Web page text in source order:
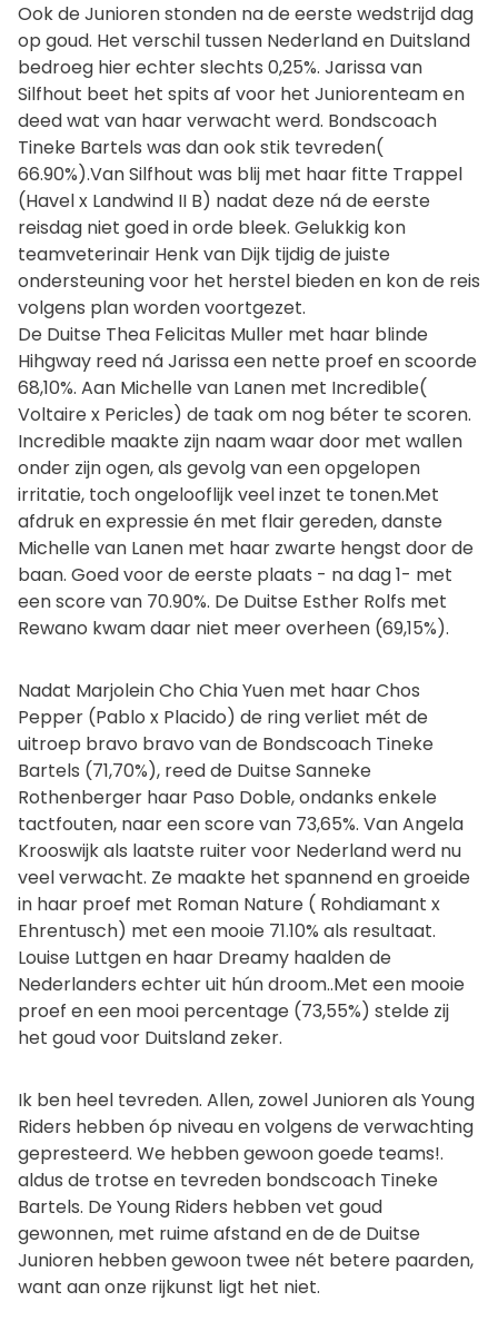
Ook de Junioren stonden na de eerste wedstrijd dag
op goud. Het verschil tussen Nederland en Duitsland
bedroeg hier echter slechts 0,25%. Jarissa van
Silfhout beet het spits af voor het Juniorenteam en
deed wat van haar verwacht werd. Bondscoach
Tineke Bartels was dan ook stik tevreden(
66.90%).Van Silfhout was blij met haar fitte Trappel
(Havel x Landwind II B) nadat deze ná de eerste
reisdag niet goed in orde bleek. Gelukkig kon
teamveterinair Henk van Dijk tijdig de juiste
ondersteuning voor het herstel bieden en kon de reis
volgens plan worden voortgezet.
De Duitse Thea Felicitas Muller met haar blinde
Hihgway reed ná Jarissa een nette proef en scoorde
68,10%. Aan Michelle van Lanen met Incredible(
Voltaire x Pericles) de taak om nog béter te scoren.
Incredible maakte zijn naam waar door met wallen
onder zijn ogen, als gevolg van een opgelopen
irritatie, toch ongelooflijk veel inzet te tonen.Met
afdruk en expressie én met flair gereden, danste
Michelle van Lanen met haar zwarte hengst door de
baan. Goed voor de eerste plaats - na dag 1- met
een score van 70.90%. De Duitse Esther Rolfs met
Rewano kwam daar niet meer overheen (69,15%).
Nadat Marjolein Cho Chia Yuen met haar Chos
Pepper (Pablo x Placido) de ring verliet mét de
uitroep bravo bravo van de Bondscoach Tineke
Bartels (71,70%), reed de Duitse Sanneke
Rothenberger haar Paso Doble, ondanks enkele
tactfouten, naar een score van 73,65%. Van Angela
Krooswijk als laatste ruiter voor Nederland werd nu
veel verwacht. Ze maakte het spannend en groeide
in haar proef met Roman Nature ( Rohdiamant x
Ehrentusch) met een mooie 71.10% als resultaat.
Louise Luttgen en haar Dreamy haalden de
Nederlanders echter uit hún droom..Met een mooie
proef en een mooi percentage (73,55%) stelde zij
het goud voor Duitsland zeker.
Ik ben heel tevreden. Allen, zowel Junioren als Young
Riders hebben óp niveau en volgens de verwachting
gepresteerd. We hebben gewoon goede teams!.
aldus de trotse en tevreden bondscoach Tineke
Bartels. De Young Riders hebben vet goud
gewonnen, met ruime afstand en de de Duitse
Junioren hebben gewoon twee nét betere paarden,
want aan onze rijkunst ligt het niet.